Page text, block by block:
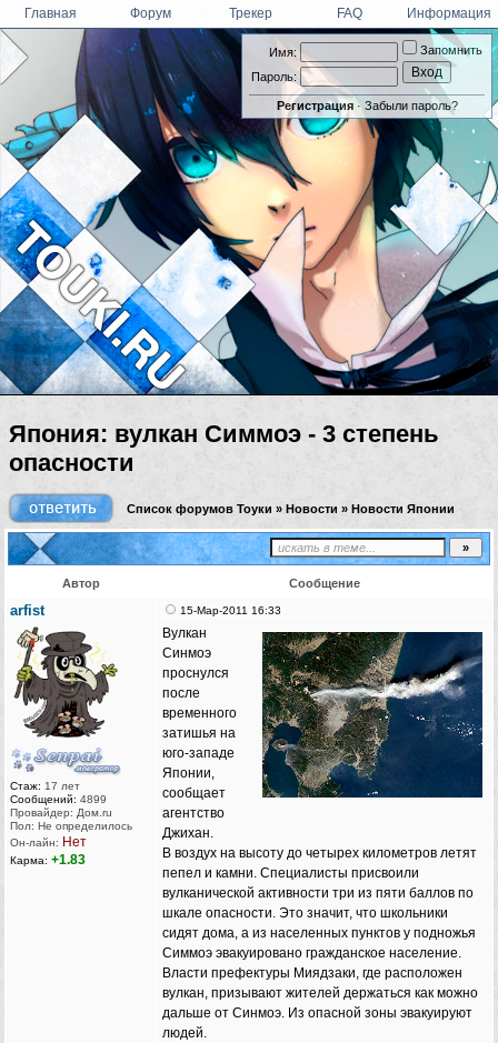
Имя:
Пароль:
Запомнить
Регистрация· Забыли пароль?
Главная Форум Трекер FAQ Информация
Япония: вулкан Симмоэ - 3 степень
опасности
Список форумов Тоуки » Новости » Новости Японии
Автор Сообщение
arfist
Стаж: 17 лет
Сообщений: 4899
Провайдер: Дом.ru
Пол: Не определилось
Он-лайн: Нет
Карма: +1.83
15-Мар-2011 16:33
Вулкан
Синмоэ
проснулся
после
временного
затишья на
юго-западе
Японии,
сообщает
агентство
Джихан.
В воздух на высоту до четырех километров летят
пепел и камни. Специалисты присвоили
вулканической активности три из пяти баллов по
шкале опасности. Это значит, что школьники
сидят дома, а из населенных пунктов у подножья
Симмоэ эвакуировано гражданское население.
Власти префектуры Миядзаки, где расположен
вулкан, призывают жителей держаться как можно
дальше от Синмоэ. Из опасной зоны эвакуируют
людей.